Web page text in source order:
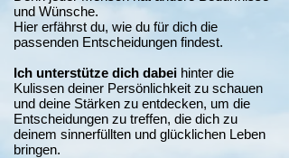
und Wünsche.
Hier erfährst du, wie du für dich die
passenden Entscheidungen findest.
Ich unterstütze dich dabei hinter die
Kulissen deiner Persönlichkeit zu schauen
und deine Stärken zu entdecken, um die
Entscheidungen zu treffen, die dich zu
deinem sinnerfüllten und glücklichen Leben
bringen.